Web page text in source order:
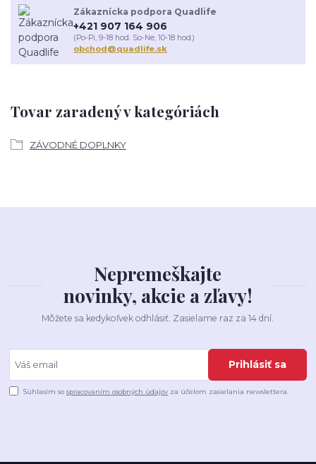
Tovar zaradený v kategóriách
ZÁVODNÉ DOPLNKY
Zákaznícka podpora Quadlife
+421 907 164 906
(Po-Pi, 9-18 hod. So-Ne, 10-18 hod.)
obchod@quadlife.sk
Nepremeškajte
novinky, akcie a zľavy!
Môžete sa kedykoľvek odhlásiť. Zasielame raz za 14 dní.
Prihlásiť sa
Súhlasím sospracovaním osobných údajov za účelom zasielania newslettera.